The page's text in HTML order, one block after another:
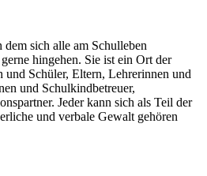
sich alle am Schulleben
hingehen. Sie ist ein Ort der
und Schüler, Eltern, Lehrerinnen und
und Schulkindbetreuer,
Jeder kann sich als Teil der
und verbale Gewalt gehören